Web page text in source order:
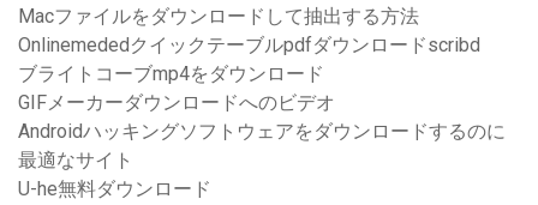
Macファイルをダウンロードして抽出する方法
Onlinemededクイックテーブルpdfダウンロードscribd
ブライトコーブmp4をダウンロード
GIFメーカーダウンロードへのビデオ
Androidハッキングソフトウェアをダウンロードするのに
最適なサイト
U-he無料ダウンロード